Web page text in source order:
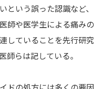
という誤った認識など、
師や医学生による痛みの
していることを先行研究
師らは記している。